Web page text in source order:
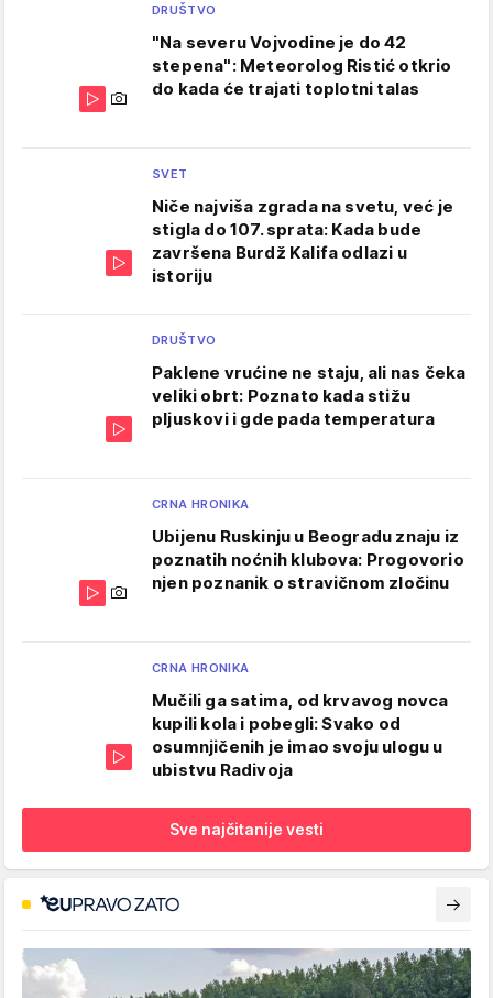
DRUŠTVO
"Na severu Vojvodine je do 42
stepena": Meteorolog Ristić otkrio
do kada će trajati toplotni talas
SVET
Niče najviša zgrada na svetu, već je
stigla do 107. sprata: Kada bude
završena Burdž Kalifa odlazi u
istoriju
DRUŠTVO
Paklene vrućine ne staju, ali nas čeka
veliki obrt: Poznato kada stižu
pljuskovi i gde pada temperatura
CRNA HRONIKA
Ubijenu Ruskinju u Beogradu znaju iz
poznatih noćnih klubova: Progovorio
njen poznanik o stravičnom zločinu
CRNA HRONIKA
Mučili ga satima, od krvavog novca
kupili kola i pobegli: Svako od
osumnjičenih je imao svoju ulogu u
ubistvu Radivoja
Sve najčitanije vesti